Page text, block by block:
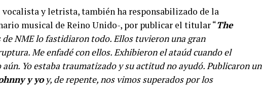
vocalista y letrista, también ha responsabilizado de la
musical de Reino Unido-, por publicar el titular “The
de NME lo fastidiaron todo. Ellos tuvieron una gran
Me enfadé con ellos. Exhibieron el ataúd cuando el
Yo estaba traumatizado y su actitud no ayudó. Publicaron un
y yoy, de repente, nos vimos superados por los